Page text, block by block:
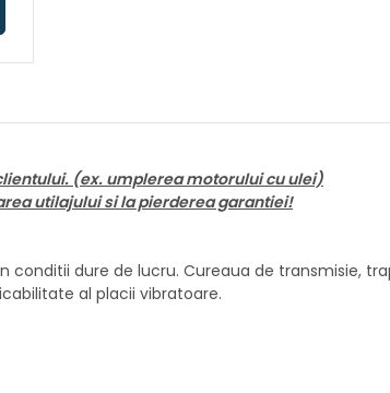
(ex. umplerea motorului cu ulei)
utilajului si la pierderea garantiei!
conditii dure de lucru. Cureaua de transmisie,
al placii vibratoare.